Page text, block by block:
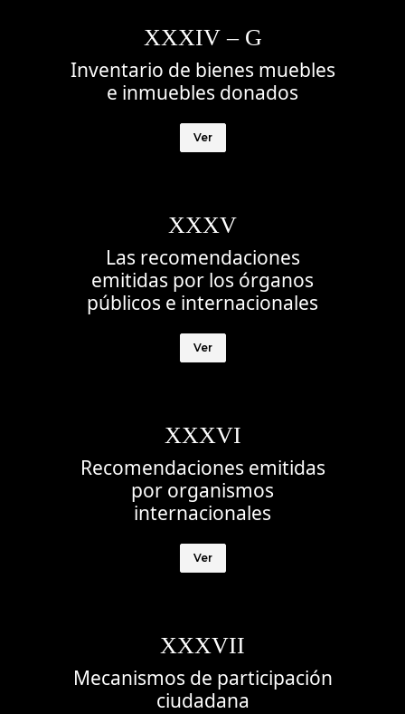
XXXIV – G
Inventario de bienes muebles
e inmuebles donados
Ver
XXXV
Las recomendaciones
emitidas por los órganos
públicos e internacionales
Ver
XXXVI
Recomendaciones emitidas
por organismos
internacionales
Ver
XXXVII
Mecanismos de participación
ciudadana